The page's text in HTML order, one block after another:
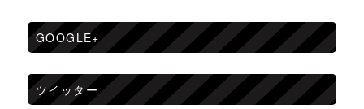
GOOGLE+
ツイッター